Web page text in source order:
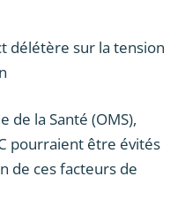
délétère sur la tension
de la Santé (OMS),
pourraient être évités
de ces facteurs de